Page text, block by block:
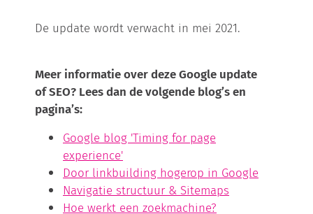
De update wordt verwacht in mei 2021.
Meer informatie over deze Google update
of SEO? Lees dan de volgende blog’s en
pagina’s:
Google blog 'Timing for page
experience'
Door linkbuilding hogerop in Google
Navigatie structuur & Sitemaps
Hoe werkt een zoekmachine?